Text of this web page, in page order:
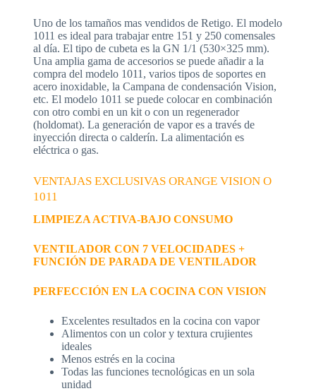
Uno de los tamaños mas vendidos de Retigo. El modelo
1011 es ideal para trabajar entre 151 y 250 comensales
al día. El tipo de cubeta es la GN 1/1 (530×325 mm).
Una amplia gama de accesorios se puede añadir a la
compra del modelo 1011, varios tipos de soportes en
acero inoxidable, la Campana de condensación Vision,
etc. El modelo 1011 se puede colocar en combinación
con otro combi en un kit o con un regenerador
(holdomat). La generación de vapor es a través de
inyección directa o calderín. La alimentación es
eléctrica o gas.
VENTAJAS EXCLUSIVAS ORANGE VISION O
1011
LIMPIEZA ACTIVA-BAJO CONSUMO
VENTILADOR CON 7 VELOCIDADES +
FUNCIÓN DE PARADA DE VENTILADOR
PERFECCIÓN EN LA COCINA CON VISION
Excelentes resultados en la cocina con vapor
Alimentos con un color y textura crujientes
ideales
Menos estrés en la cocina
Todas las funciones tecnológicas en un sola
unidad